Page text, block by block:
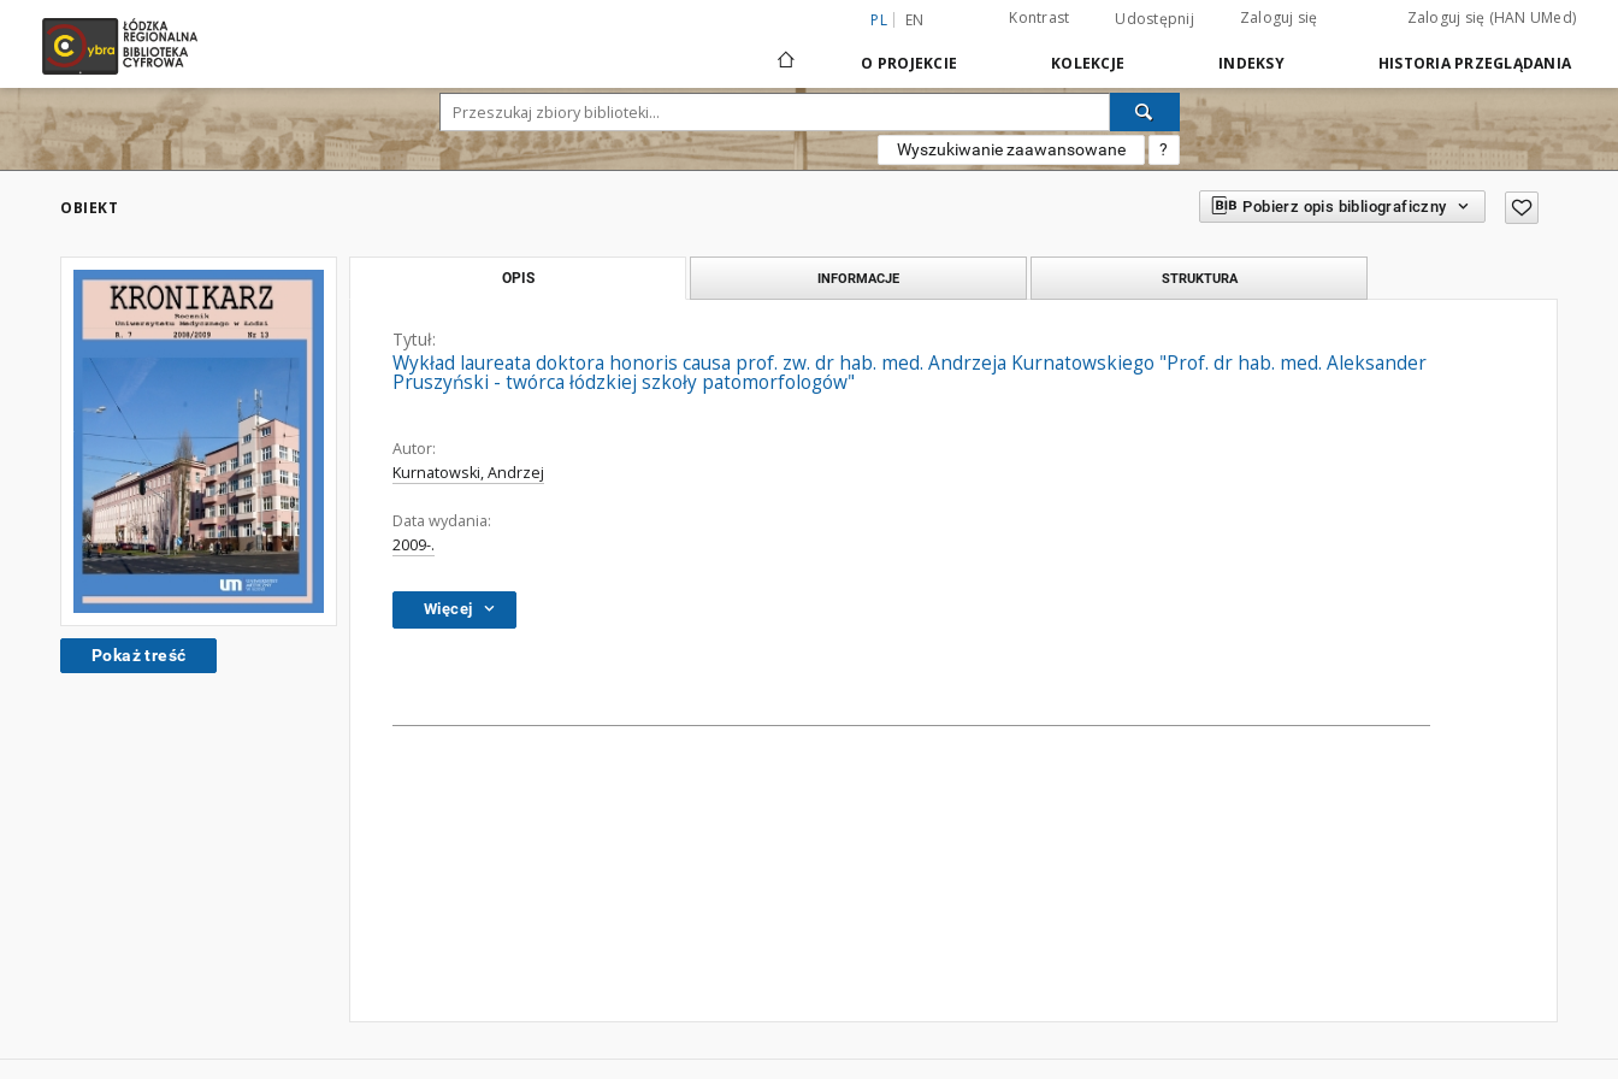
PL EN Kontrast Udostępnij Zaloguj się Zaloguj się (HAN UMed)
O PROJEKCIE KOLEKCJE INDEKSY HISTORIA PRZEGLĄDANIA
Wyszukiwanie zaawansowane ?
OBIEKT Pobierz opis bibliograficzny
Pokaż treść
OPIS INFORMACJE STRUKTURA
Tytuł:
Wykład laureata doktora honoris causa prof. zw. dr hab. med. Andrzeja Kurnatowskiego "Prof. dr hab. med. Aleksander
Pruszyński - twórca łódzkiej szkoły patomorfologów"
Autor:
Kurnatowski, Andrzej
Data wydania:
2009-.
Więcej